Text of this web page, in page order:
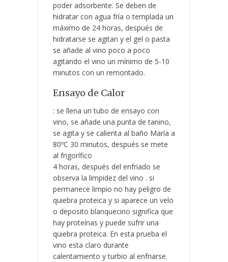
poder adsorbente. Se deben de
hidratar con agua fría o templada un
máximo de 24 horas, después de
hidratarse se agitan y el gel o pasta
se añade al vino poco a poco
agitando el vino un mínimo de 5-10
minutos con un remontado.
Ensayo de Calor
: se llena un tubo de ensayo con
vino, se añade una punta de tanino,
se agita y se calienta al baño María a
80ºC 30 minutos, después se mete
al frigorífico
4 horas, después del enfriado se
observa la limpidez del vino . si
permanece limpio no hay peligro de
quiebra proteica y si aparece un velo
o deposito blanquecino significa que
hay proteínas y puede sufrir una
quiebra proteica. En esta prueba el
vino esta claro durante
calentamiento y turbio al enfriarse.